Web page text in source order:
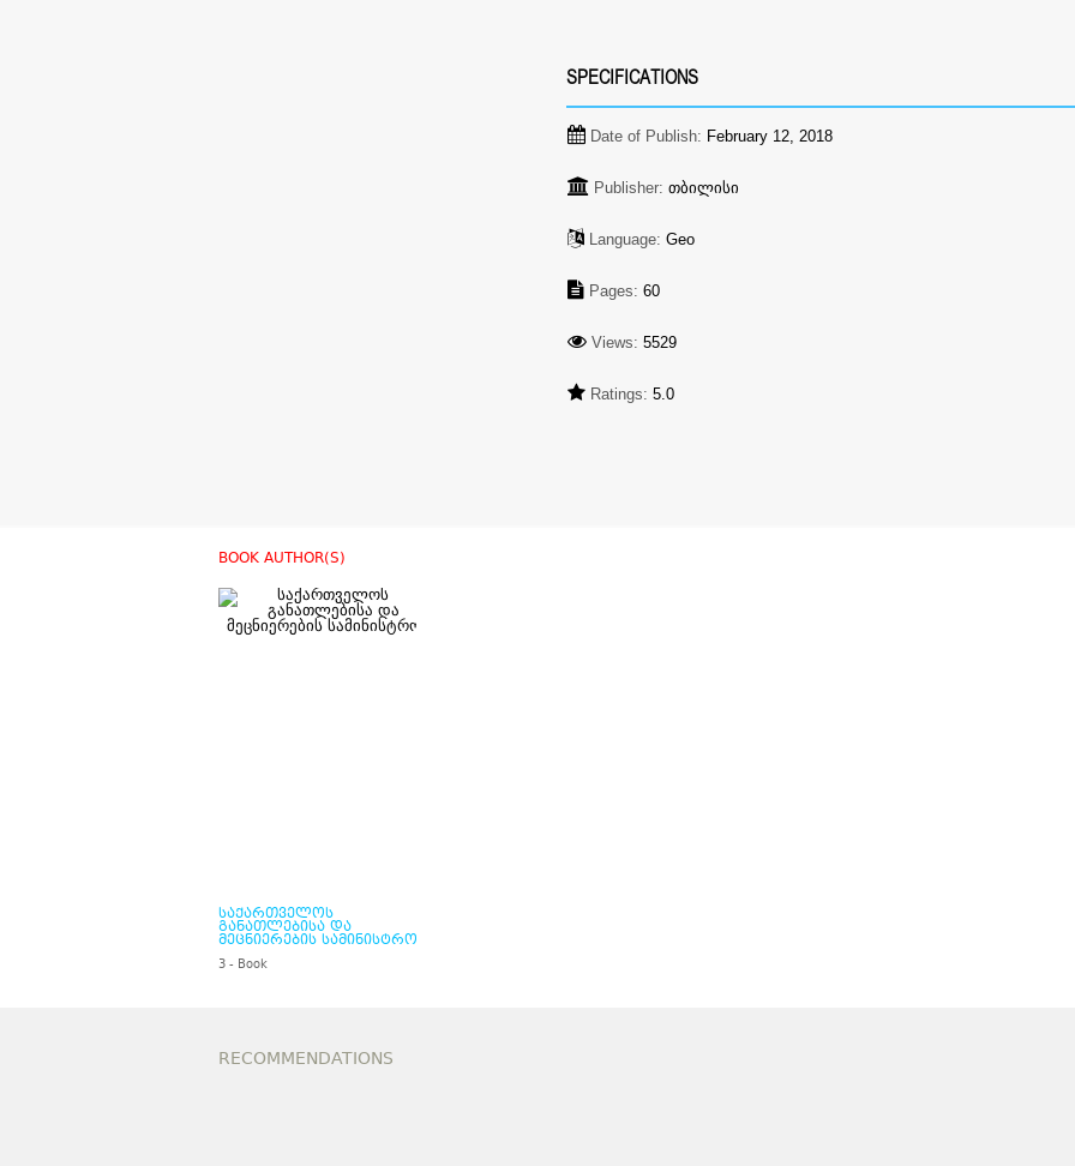
SPECIFICATIONS
Date of Publish: February 12, 2018
Publisher: თბილისი
Language: Geo
Pages: 60
Views: 5529
Ratings: 5.0
BOOK AUTHOR(S)
საქართველოს
განათლებისა და
მეცნიერების სამინისტრო
3 - Book
RECOMMENDATIONS